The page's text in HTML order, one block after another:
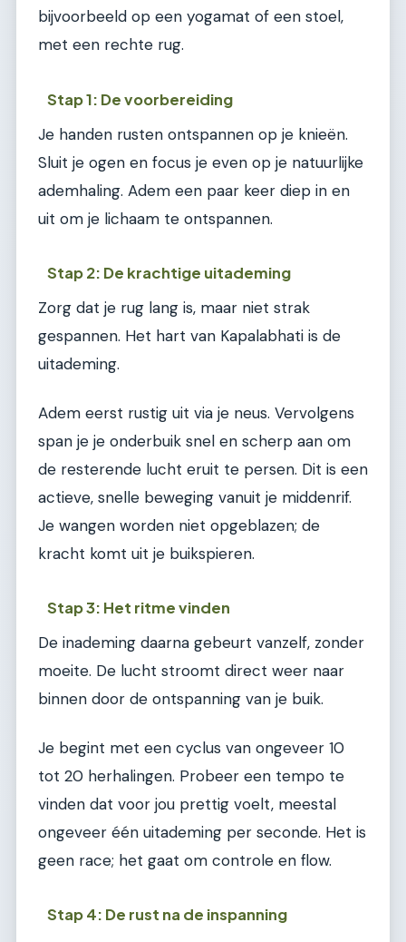
bijvoorbeeld op een yogamat of een stoel,
met een rechte rug.
Stap 1: De voorbereiding
Je handen rusten ontspannen op je knieën.
Sluit je ogen en focus je even op je natuurlijke
ademhaling. Adem een paar keer diep in en
uit om je lichaam te ontspannen.
Stap 2: De krachtige uitademing
Zorg dat je rug lang is, maar niet strak
gespannen. Het hart van Kapalabhati is de
uitademing.
Adem eerst rustig uit via je neus. Vervolgens
span je je onderbuik snel en scherp aan om
de resterende lucht eruit te persen. Dit is een
actieve, snelle beweging vanuit je middenrif.
Je wangen worden niet opgeblazen; de
kracht komt uit je buikspieren.
Stap 3: Het ritme vinden
De inademing daarna gebeurt vanzelf, zonder
moeite. De lucht stroomt direct weer naar
binnen door de ontspanning van je buik.
Je begint met een cyclus van ongeveer 10
tot 20 herhalingen. Probeer een tempo te
vinden dat voor jou prettig voelt, meestal
ongeveer één uitademing per seconde. Het is
geen race; het gaat om controle en flow.
Stap 4: De rust na de inspanning